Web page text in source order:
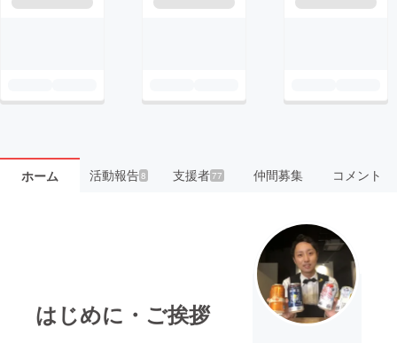
ホーム 活動報告8 支援者77 仲間募集 コメント
はじめに・ご挨拶